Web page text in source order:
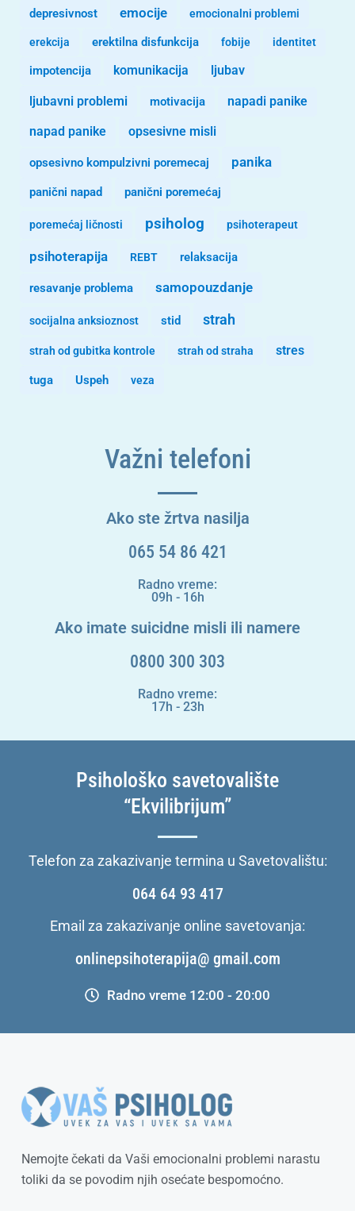
depresivnost emocije emocionalni problemi
erekcija erektilna disfunkcija fobije identitet
impotencija komunikacija ljubav
ljubavni problemi motivacija napadi panike
napad panike opsesivne misli
opsesivno kompulzivni poremecaj panika
panični napad panični poremećaj
poremećaj ličnosti psiholog psihoterapeut
psihoterapija REBT relaksacija
resavanje problema samopouzdanje
socijalna anksioznost stid strah
strah od gubitka kontrole strah od straha stres
tuga Uspeh veza
Važni telefoni
Ako ste žrtva nasilja
065 54 86 421
Radno vreme:
09h - 16h
Ako imate suicidne misli ili namere
0800 300 303
Radno vreme:
17h - 23h
Psihološko savetovalište
“Ekvilibrijum”
Telefon za zakazivanje termina u Savetovalištu:
064 64 93 417
Email za zakazivanje online savetovanja:
onlinepsihoterapija@ gmail.com
Radno vreme 12:00 - 20:00
Nemojte čekati da Vaši emocionalni problemi narastu
toliki da se povodim njih osećate bespomoćno.